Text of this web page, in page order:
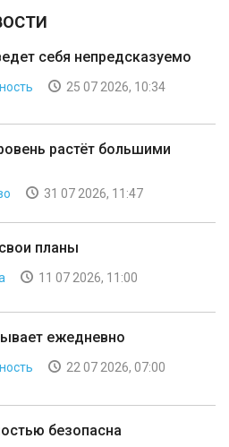
себя непредсказуемо
25 07 2026, 10:34
растёт большими
31 07 2026, 11:47
планы
11 07 2026, 11:00
ежедневно
22 07 2026, 07:00
безопасна